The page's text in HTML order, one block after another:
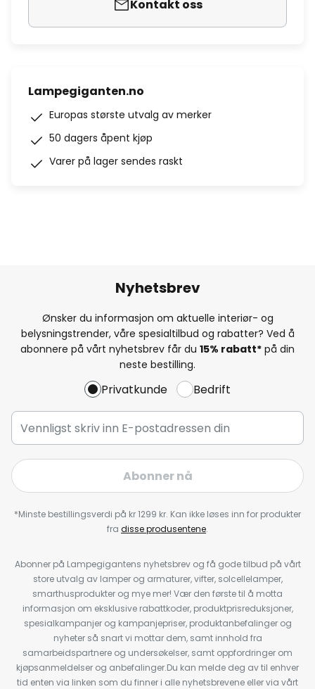
Kontakt oss
Lampegiganten.no
Europas største utvalg av merker
50 dagers åpent kjøp
Varer på lager sendes raskt
Nyhetsbrev
Ønsker du informasjon om aktuelle interiør- og
belysningstrender, våre spesialtilbud og rabatter? Ved å
abonnere på vårt nyhetsbrev får du 15% rabatt* på din
neste bestilling.
Privatkunde Bedrift
Abonner nå
*Minste bestillingsverdi på kr 1299 kr. Kan ikke løses inn for produkter
fra disse produsentene.
Abonner på Lampegigantens nyhetsbrev og få gode tilbud på vårt
store utvalg av lamper og armaturer, vifter, solcellelamper,
smarthusprodukter og mye mer! Vær den første til å motta
informasjon om eksklusive rabattkoder, produktprisreduksjoner,
spesialkampanjer og kampanjepriser, produktanbefalinger og
nyheter så snart vi mottar dem, samt innhold fra
samarbeidspartnere og undersøkelser, samt oppfordringer om
kjøpsanmeldelser og anbefalinger.Du kan melde deg av til enhver
tid enten via linken som du finner i alle nyhetsbrevene eller via vårt